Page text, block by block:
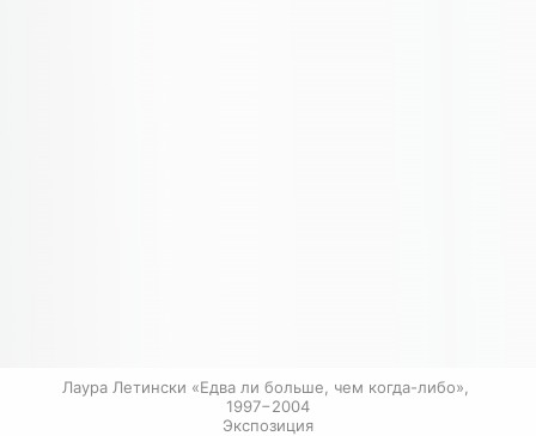
Лаура Летински «Едва ли больше, чем когда-либо»,
1997−2004
Экспозиция